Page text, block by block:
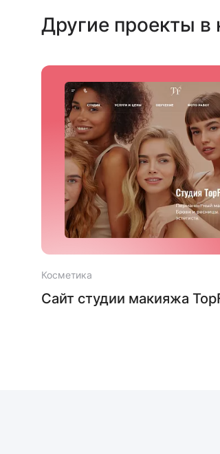
Другие проекты в
Косметика
Сайт студии макияжа